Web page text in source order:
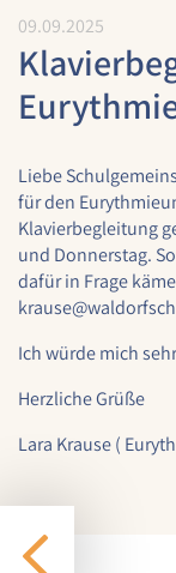
09.09.2025
Liebe
für den
Klavierbegleitung
und Donnerstag.
dafür in Frage
Ich würde mich
Herzliche Grüße
Lara Krause (
Cookie
1 Jahr
Statistik
Diese
unsere
Google
Anbieter:
Google